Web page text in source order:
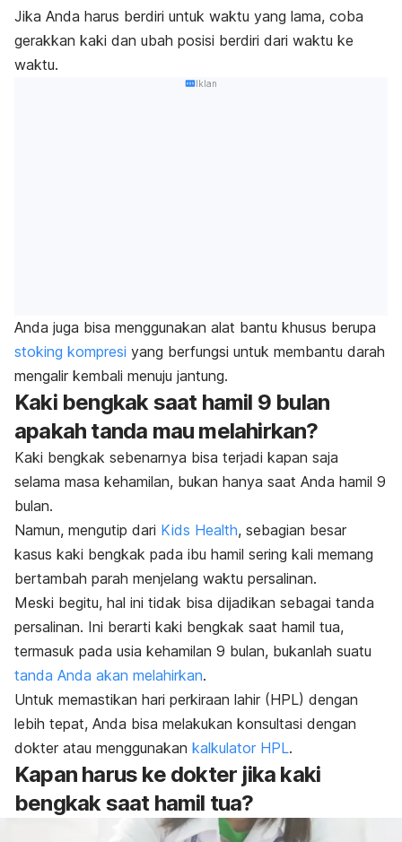
Jika Anda harus berdiri untuk waktu yang lama, coba
gerakkan kaki dan ubah posisi berdiri dari waktu ke
waktu.
Iklan
Anda juga bisa menggunakan alat bantu khusus berupa
stoking kompresi yang berfungsi untuk membantu darah
mengalir kembali menuju jantung.
Kaki bengkak saat hamil 9 bulan
apakah tanda mau melahirkan?
Kaki bengkak sebenarnya bisa terjadi kapan saja
selama masa kehamilan, bukan hanya saat Anda hamil 9
bulan.
Namun, mengutip dari Kids Health, sebagian besar
kasus kaki bengkak pada ibu hamil sering kali memang
bertambah parah menjelang waktu persalinan.
Meski begitu, hal ini tidak bisa dijadikan sebagai tanda
persalinan. Ini berarti kaki bengkak saat hamil tua,
termasuk pada usia kehamilan 9 bulan, bukanlah suatu
tanda Anda akan melahirkan.
Untuk memastikan hari perkiraan lahir (HPL) dengan
lebih tepat, Anda bisa melakukan konsultasi dengan
dokter atau menggunakan kalkulator HPL.
Kapan harus ke dokter jika kaki
bengkak saat hamil tua?